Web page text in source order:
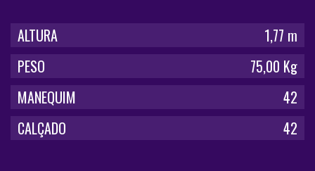
ALTURA
1,77 m
PESO
75,00 Kg
MANEQUIM
42
CALÇADO
42